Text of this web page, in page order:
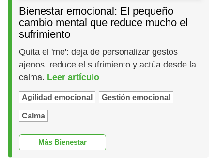
Bienestar emocional: El pequeño
cambio mental que reduce mucho el
sufrimiento
Quita el 'me': deja de personalizar gestos
ajenos, reduce el sufrimiento y actúa desde la
calma. Leer artículo
Agilidad emocional Gestión emocional
Calma
Más Bienestar